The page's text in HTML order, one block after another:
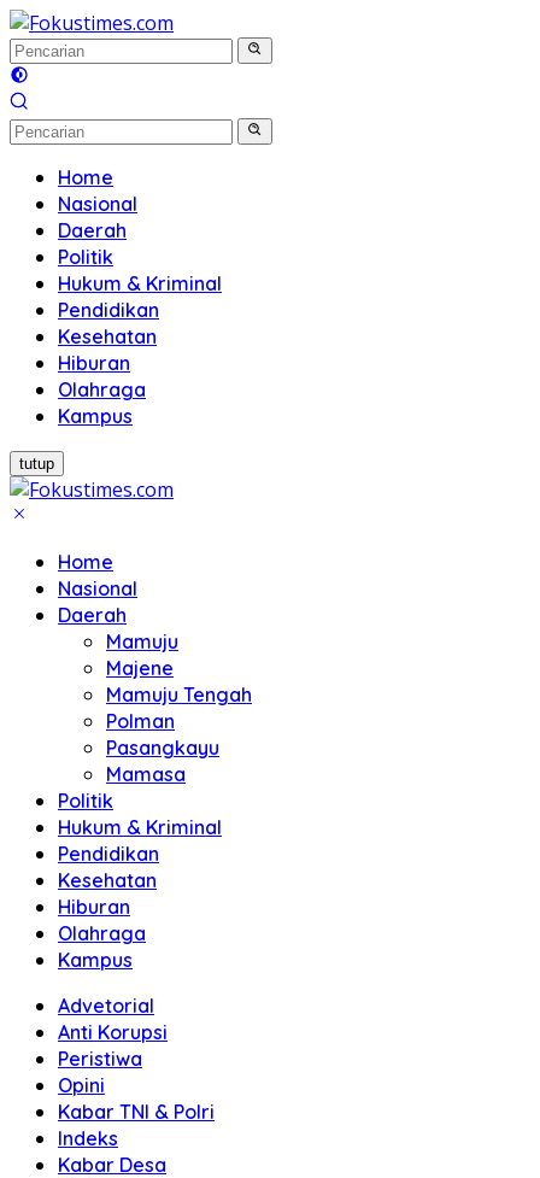
Langsung
ke
konten
Home
Nasional
Daerah
Politik
Hukum & Kriminal
Pendidikan
Kesehatan
Hiburan
Olahraga
Kampus
tutup
Home
Nasional
Daerah
Mamuju
Majene
Mamuju Tengah
Polman
Pasangkayu
Mamasa
Politik
Hukum & Kriminal
Pendidikan
Kesehatan
Hiburan
Olahraga
Kampus
Advetorial
Anti Korupsi
Peristiwa
Opini
Kabar TNI & Polri
Indeks
Kabar Desa